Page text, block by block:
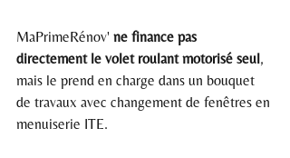
MaPrimeRénov' ne finance pas
directement le volet roulant motorisé seul,
mais le prend en charge dans un bouquet
de travaux avec changement de fenêtres en
menuiserie ITE.